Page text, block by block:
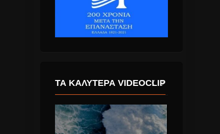
ΤΑ ΚΑΛΎΤΕΡΑ VIDEOCLIP